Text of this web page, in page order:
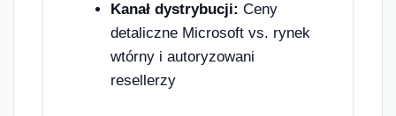
Kanał dystrybucji: Ceny
detaliczne Microsoft vs. rynek
wtórny i autoryzowani
resellerzy